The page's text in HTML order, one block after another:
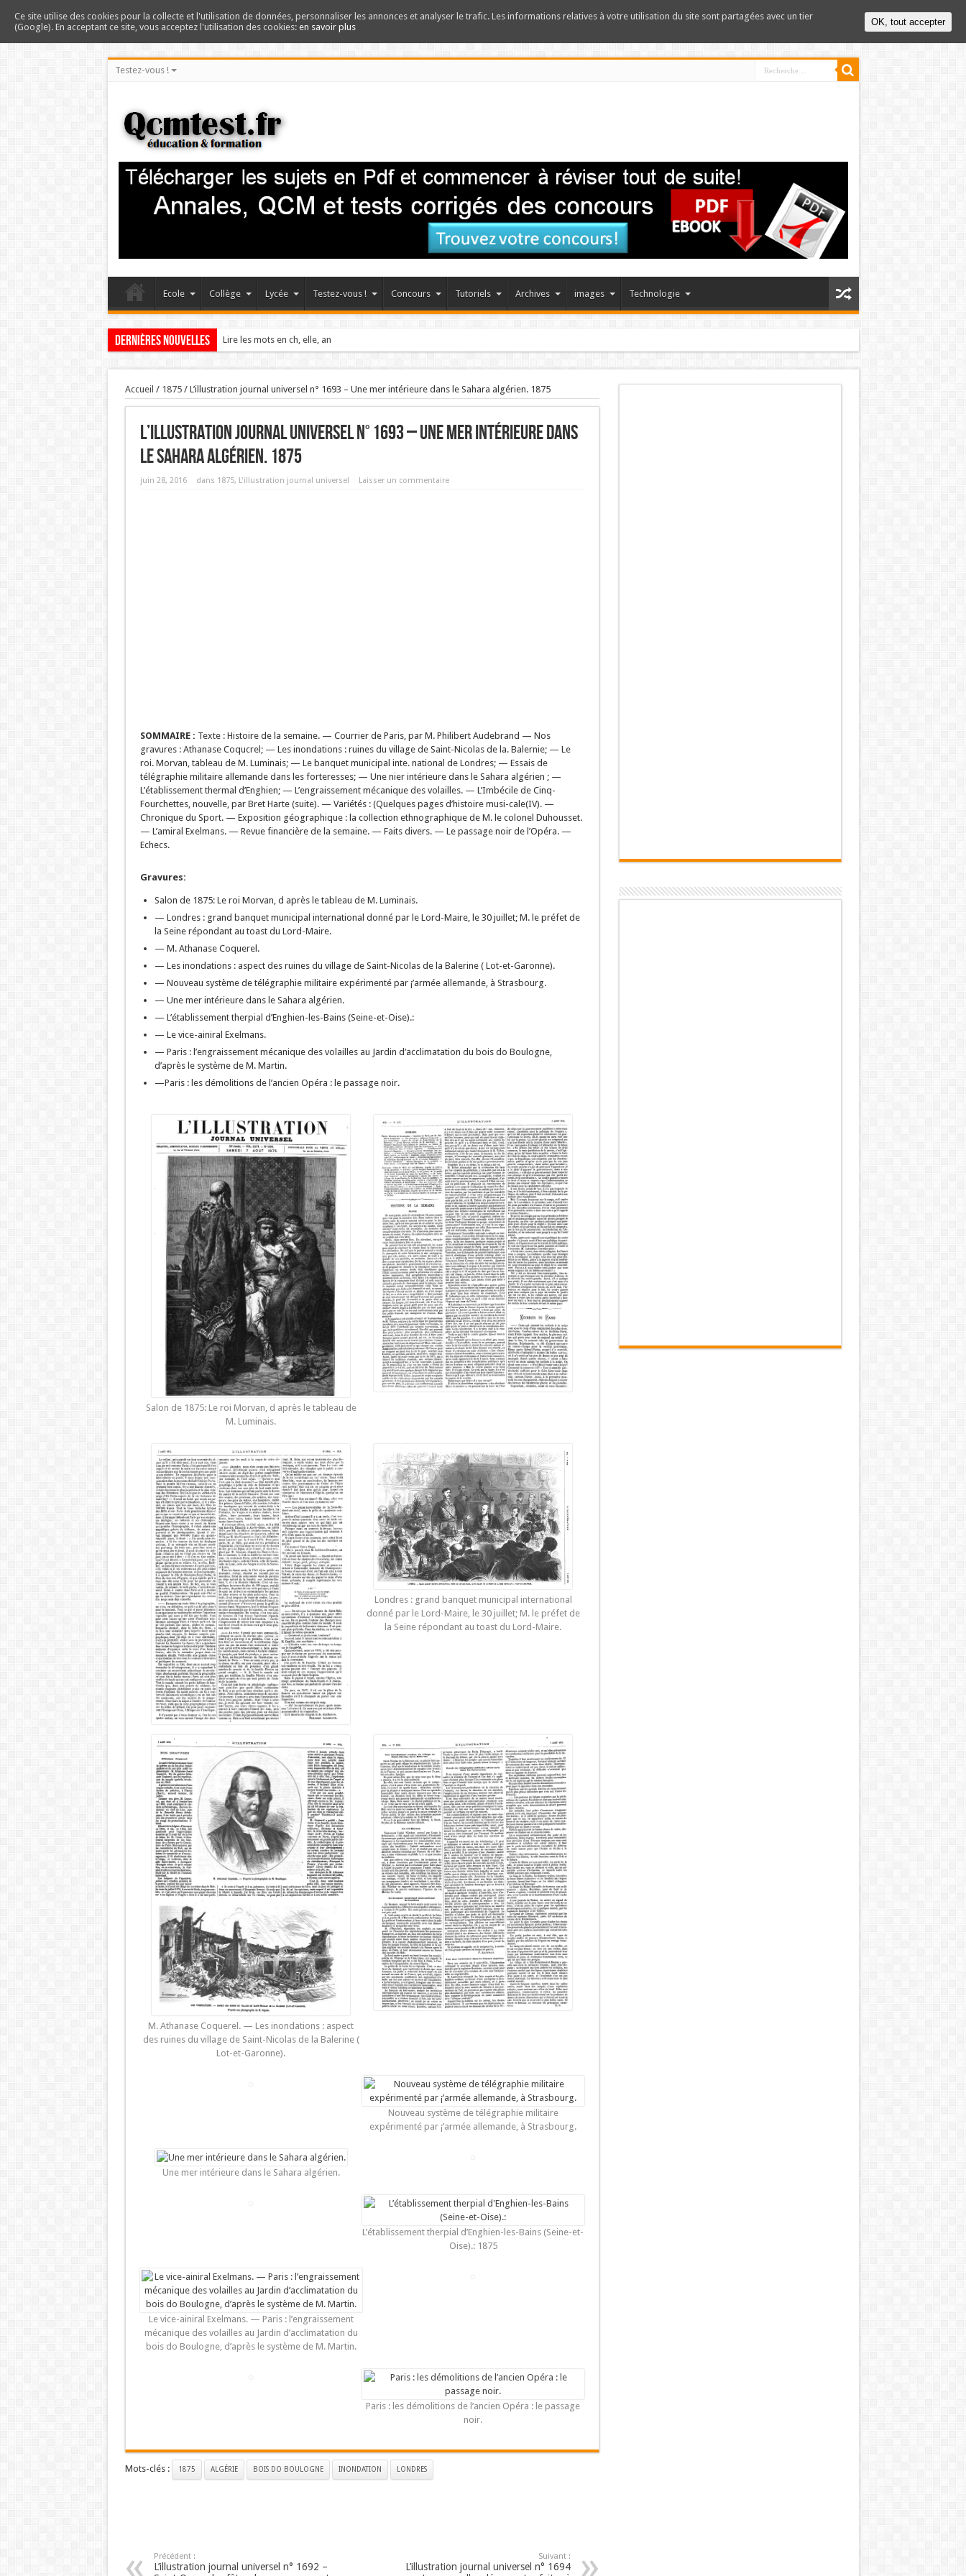
Testez-vous !
Ecole Collège Lycée Testez-vous ! Concours Tutoriels Archives images Technologie
Dernières nouvelles Lire les mots en ch, elle, an
Le sumac vénéneux, L’herbe à la puce. Arbres et arbustes
Accueil / 1875/ L’illustration journal universel n° 1693 – Une mer intérieure dans le Sahara algérien. 1875
L’illustration journal universel n° 1693 – Une mer intérieure dans
le Sahara algérien. 1875
juin 28, 2016 dans 1875, L'illustration journal universel Laisser un commentaire
SOMMAIRE : Texte : Histoire de la semaine. — Courrier de Paris, par M. Philibert Audebrand — Nos
gravures : Athanase Coqucrel; — Les inondations : ruines du village de Saint-Nicolas de la. Balernie; — Le
roi. Morvan, tableau de M. Luminais; — Le banquet municipal inte. national de Londres; — Essais de
télégraphie militaire allemande dans les forteresses; — Une nier intérieure dans le Sahara algérien ; —
L’établissement thermal d’Enghien; — L’engraissement mécanique des volailles. — L’Imbécile de Cinq-
Fourchettes, nouvelle, par Bret Harte (suite). — Variétés : (Quelques pages d’histoire musi-cale(IV). —
Chronique du Sport. — Exposition géographique : la collection ethnographique de M. le colonel Duhousset.
— L’amiral Exelmans. — Revue financière de la semaine. — Faits divers. — Le passage noir de l’Opéra. —
Echecs.
Gravures:
Salon de 1875: Le roi Morvan, d après le tableau de M. Luminais.
— Londres : grand banquet municipal international donné par le Lord-Maire, le 30 juillet; M. le préfet de
la Seine répondant au toast du Lord-Maire.
— M. Athanase Coquerel.
— Les inondations : aspect des ruines du village de Saint-Nicolas de la Balerine ( Lot-et-Garonne).
— Nouveau système de télégraphie militaire expérimenté par ¡’armée allemande, à Strasbourg.
— Une mer intérieure dans le Sahara algérien.
— L’établissement therpial d’Enghien-les-Bains (Seine-et-Oise).:
— Le vice-ainiral Exelmans.
— Paris : l’engraissement mécanique des volailles au Jardin d’acclimatation du bois do Boulogne,
d’après le système de M. Martin.
—Paris : les démolitions de l’ancien Opéra : le passage noir.
Salon de 1875: Le roi Morvan, d après le tableau de
M. Luminais.
Londres : grand banquet municipal international
donné par le Lord-Maire, le 30 juillet; M. le préfet de
la Seine répondant au toast du Lord-Maire.
M. Athanase Coquerel. — Les inondations : aspect
des ruines du village de Saint-Nicolas de la Balerine (
Lot-et-Garonne).
Nouveau système de télégraphie militaire
expérimenté par ¡’armée allemande, à Strasbourg.
Une mer intérieure dans le Sahara algérien.
L’établissement therpial d’Enghien-les-Bains (Seine-et-
Oise).: 1875
Le vice-ainiral Exelmans. — Paris : l’engraissement
mécanique des volailles au Jardin d’acclimatation du
bois do Boulogne, d’après le système de M. Martin.
Paris : les démolitions de l’ancien Opéra : le passage
noir.
Mots-clés : 1875 ALGÉRIE BOIS DO BOULOGNE INONDATION LONDRES
Précédent :
L’illustration journal universel n° 1692 –
Suivant :
L’illustration journal universel n° 1694
Ce site utilise des cookies pour la collecte et l'utilisation de données, personnaliser les annonces et analyser le trafic. Les informations relatives à votre utilisation du site sont partagées avec un tier
(Google). En acceptant ce site, vous acceptez l'utilisation des cookies: en savoir plus OK, tout accepter